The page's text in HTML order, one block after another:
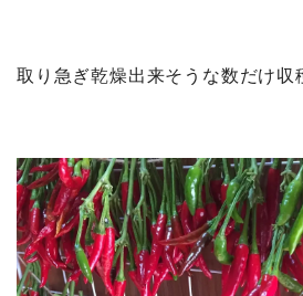
取り急ぎ乾燥出来そうな数だけ収